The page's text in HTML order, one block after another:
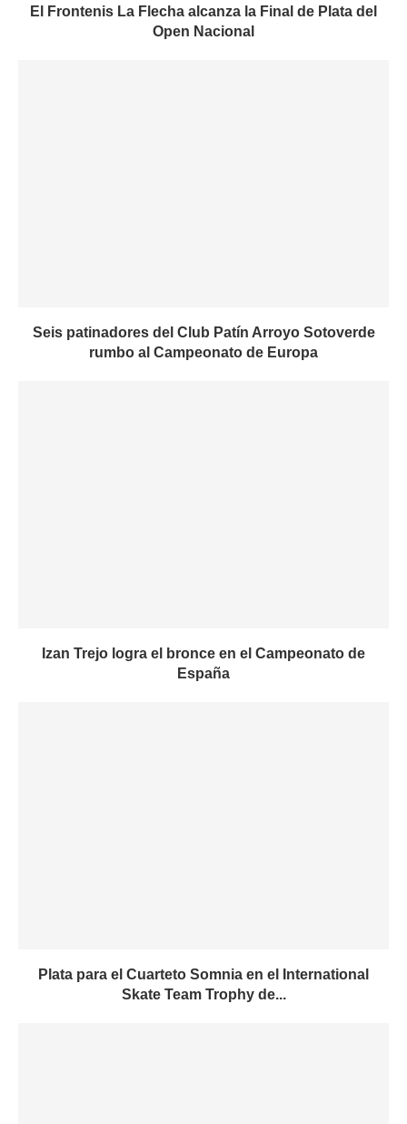
El Frontenis La Flecha alcanza la Final de Plata del
Open Nacional
Seis patinadores del Club Patín Arroyo Sotoverde
rumbo al Campeonato de Europa
Izan Trejo logra el bronce en el Campeonato de
España
Plata para el Cuarteto Somnia en el International
Skate Team Trophy de...